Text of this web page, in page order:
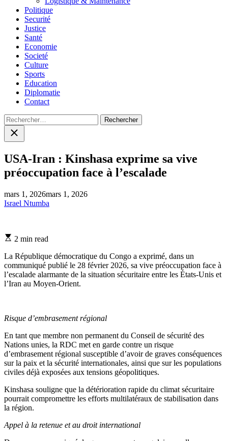
Politique
Securité
Justice
Santé
Economie
Societé
Culture
Sports
Education
Diplomatie
Contact
Rechercher :
Close
search
USA-Iran : Kinshasa exprime sa vive
préoccupation face à l’escalade
mars 1, 2026mars 1, 2026
Israel Ntumba
Estimated
time
2 min read
La République démocratique du Congo a exprimé, dans un
communiqué publié le 28 février 2026, sa vive préoccupation face à
l’escalade alarmante de la situation sécuritaire entre les États-Unis et
l’Iran au Moyen-Orient.
Risque d’embrasement régional
En tant que membre non permanent du Conseil de sécurité des
Nations unies, la RDC met en garde contre un risque
d’embrasement régional susceptible d’avoir de graves conséquences
sur la paix et la sécurité internationales, ainsi que sur les populations
civiles déjà exposées aux tensions géopolitiques.
Kinshasa souligne que la détérioration rapide du climat sécuritaire
pourrait compromettre les efforts multilatéraux de stabilisation dans
la région.
Appel à la retenue et au droit international